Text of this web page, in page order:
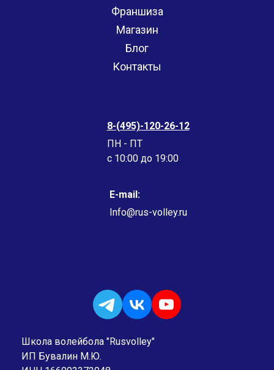
Франшиза
Магазин
Блог
Контакты
8-(495)-120-26-12
ПН - ПТ
c 10:00 до 19:00
E-mail:
Info@rus-volley.ru
Школа волейбола "Rusvolley"
ИП Бувалин М.Ю.